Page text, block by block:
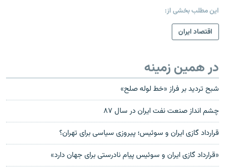
این مطلب بخشی از:
اقتصاد ایران
در همین زمینه
شبح ترديد بر فراز «خط لوله صلح»
چشم انداز صنعت نفت ايران در سال ۸۷
قرارداد گازی ايران و سوئيس؛ پيروزی سياسی برای تهران؟
«قرارداد گازی ایران و سوئیس پیام نادرستی برای جهان دارد»